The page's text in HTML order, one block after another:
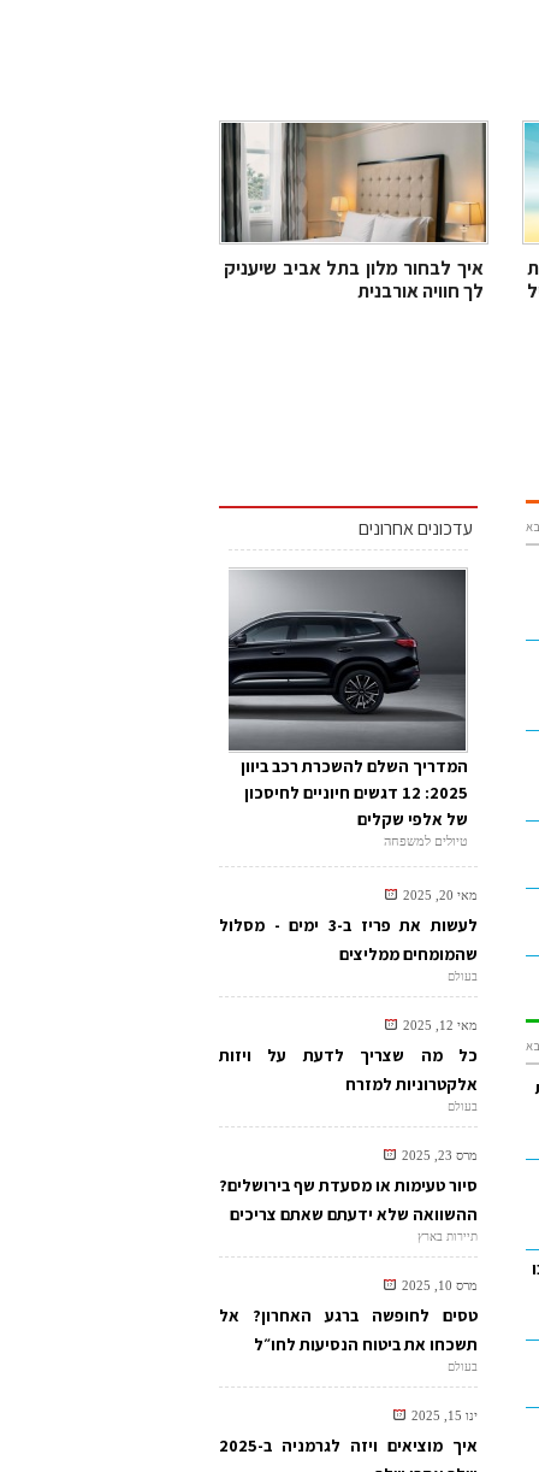
איך לבחור מלון בתל אביב שיעניק
לך חוויה אורבנית
עדכונים אחרונים
המדריך השלם להשכרת רכב ביוון
2025: 12 דגשים חיוניים לחיסכון
של אלפי שקלים
טיולים למשפחה
מאי 20, 2025
לעשות את פריז ב-3 ימים - מסלול
שהמומחים ממליצים
בעולם
מאי 12, 2025
כל מה שצריך לדעת על ויזות
אלקטרוניות למזרח
בעולם
מרס 23, 2025
סיור טעימות או מסעדת שף בירושלים?
ההשוואה שלא ידעתם שאתם צריכים
תיירות בארץ
מרס 10, 2025
טסים לחופשה ברגע האחרון? אל
תשכחו את ביטוח הנסיעות לחו״ל
בעולם
ינו 15, 2025
איך מוציאים ויזה לגרמניה ב-2025